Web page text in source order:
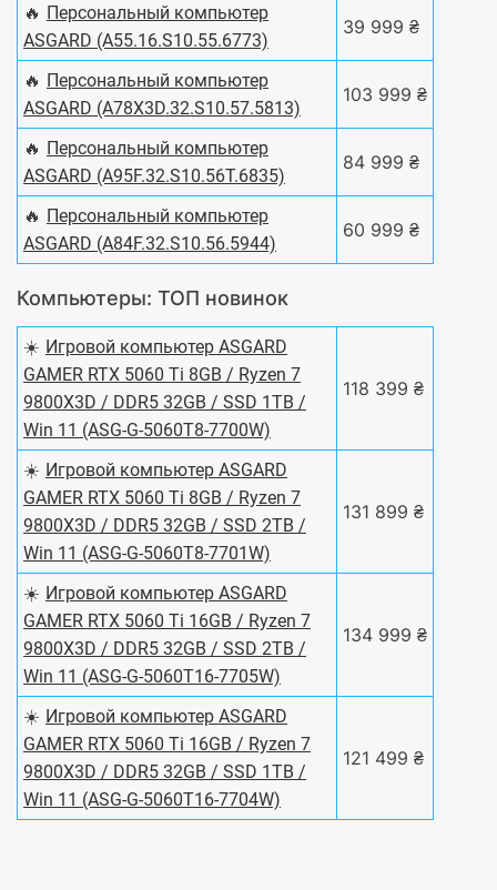
🔥 Персональный компьютер
ASGARD (A55.16.S10.55.6773)
39 999 ₴
🔥 Персональный компьютер
ASGARD (A78X3D.32.S10.57.5813)
103 999 ₴
🔥 Персональный компьютер
ASGARD (A95F.32.S10.56T.6835)
84 999 ₴
🔥 Персональный компьютер
ASGARD (A84F.32.S10.56.5944)
60 999 ₴
Компьютеры: ТОП новинок
☀️ Игровой компьютер ASGARD
GAMER RTX 5060 Ti 8GB / Ryzen 7
9800X3D / DDR5 32GB / SSD 1TB /
Win 11 (ASG-G-5060T8-7700W)
118 399 ₴
☀️ Игровой компьютер ASGARD
GAMER RTX 5060 Ti 8GB / Ryzen 7
9800X3D / DDR5 32GB / SSD 2TB /
Win 11 (ASG-G-5060T8-7701W)
131 899 ₴
☀️ Игровой компьютер ASGARD
GAMER RTX 5060 Ti 16GB / Ryzen 7
9800X3D / DDR5 32GB / SSD 2TB /
Win 11 (ASG-G-5060T16-7705W)
134 999 ₴
☀️ Игровой компьютер ASGARD
GAMER RTX 5060 Ti 16GB / Ryzen 7
9800X3D / DDR5 32GB / SSD 1TB /
Win 11 (ASG-G-5060T16-7704W)
121 499 ₴